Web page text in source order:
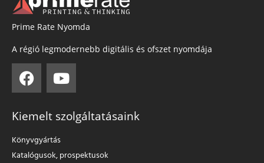
Prime Rate Nyomda
A régió legmodernebb digitális és ofszet nyomdája
Kiemelt szolgáltatásaink
Könyvgyártás
Katalógusok, prospektusok